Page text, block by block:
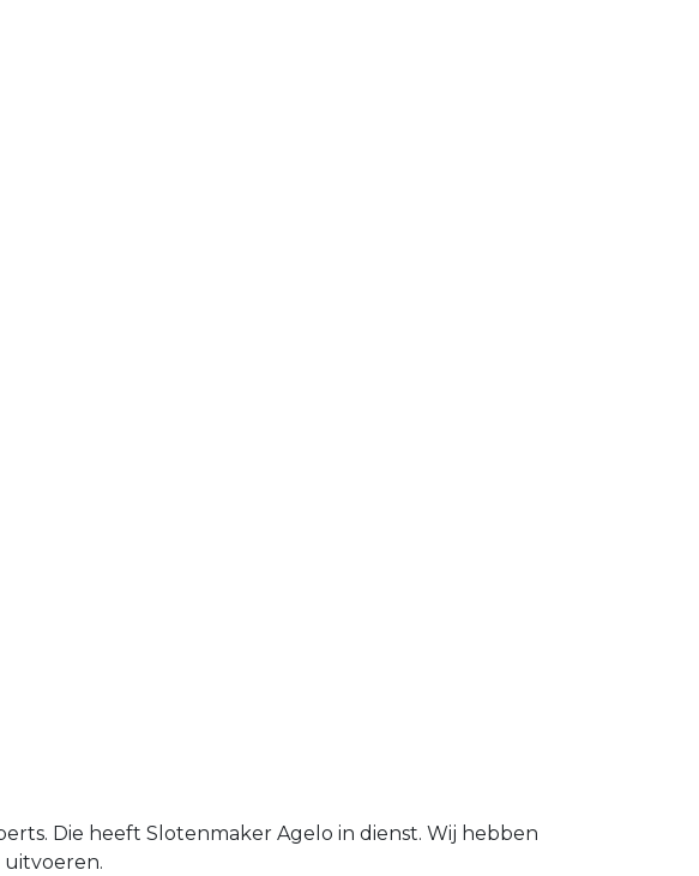
Die heeft Slotenmaker Agelo in dienst. Wij hebben